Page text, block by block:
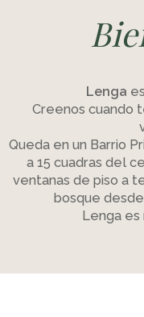
Lenga
Creenos cuando
Queda en un Barrio
a 15 cuadras del
ventanas de piso a
bosque
Lenga es